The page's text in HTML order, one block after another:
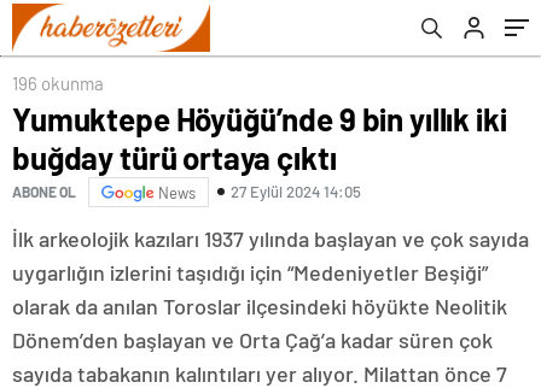
196 okunma
Yumuktepe Höyüğü’nde 9 bin yıllık iki
buğday türü ortaya çıktı
ABONE OL News 27 Eylül 2024 14:05
İlk arkeolojik kazıları 1937 yılında başlayan ve çok sayıda
uygarlığın izlerini taşıdığı için “Medeniyetler Beşiği”
olarak da anılan Toroslar ilçesindeki höyükte Neolitik
Dönem’den başlayan ve Orta Çağ’a kadar süren çok
sayıda tabakanın kalıntıları yer alıyor. Milattan önce 7